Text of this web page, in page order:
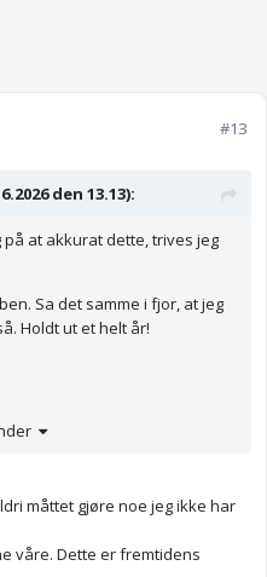
#13
den 13.13):
at akkurat dette, trives jeg
Sa det samme i fjor, at jeg
Holdt ut et helt år!
oppgavene! Ja, jeg
på dette. Flere som har
dette, hvis jeg blir satt opp
måttet gjøre noe jeg ikke har
våre. Dette er fremtidens